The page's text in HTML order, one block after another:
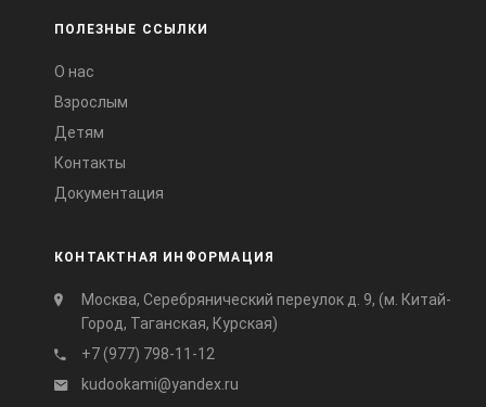
ПОЛЕЗНЫЕ ССЫЛКИ
О нас
Взрослым
Детям
Контакты
Документация
КОНТАКТНАЯ ИНФОРМАЦИЯ
Москва, Серебрянический переулок д. 9, (м. Китай-
Город, Таганская, Курская)
+7 (977) 798-11-12
kudookami@yandex.ru